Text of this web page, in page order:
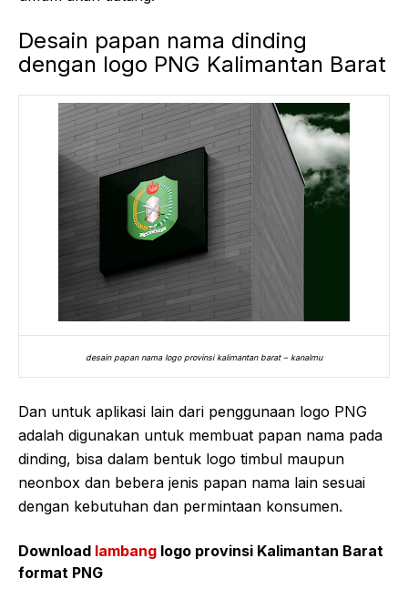
Desain papan nama dinding
dengan logo PNG Kalimantan Barat
desain papan nama logo provinsi kalimantan barat – kanalmu
Dan untuk aplikasi lain dari penggunaan logo PNG
adalah digunakan untuk membuat papan nama pada
dinding, bisa dalam bentuk logo timbul maupun
neonbox dan bebera jenis papan nama lain sesuai
dengan kebutuhan dan permintaan konsumen.
Download lambang logo provinsi Kalimantan Barat
format PNG